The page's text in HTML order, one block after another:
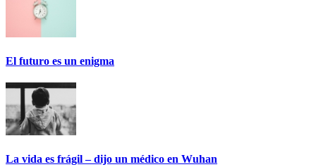
El futuro es un enigma
La vida es frágil – dijo un médico en Wuhan